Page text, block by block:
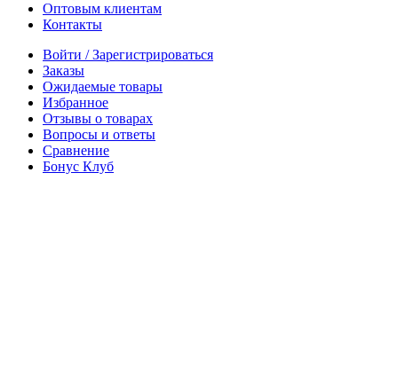
Оптовым клиентам
Контакты
Войти / Зарегистрироваться
Заказы
Ожидаемые товары
Избранное
Отзывы о товарах
Вопросы и ответы
Сравнение
Бонус Клуб